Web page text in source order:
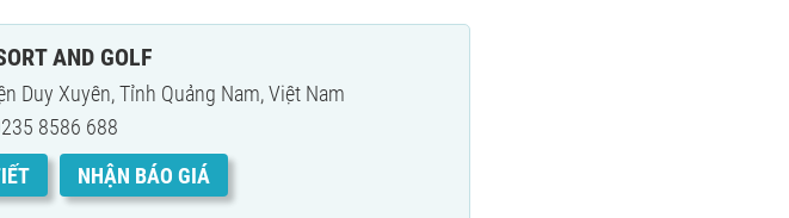
AND GOLF
Duy Xuyên, Tỉnh Quảng Nam, Việt Nam
8586 688
NHẬN BÁO GIÁ